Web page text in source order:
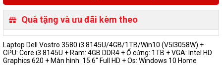
Quà tặng và ưu đãi kèm theo
Laptop Dell Vostro 3580 i3 8145U/4GB/1TB/Win10 (V5I3058W) +
CPU: Core i3 8145U + Ram: 4GB DDR4 + Ổ cứng: 1TB + VGA: Intel HD
Graphics 620 + Màn hình: 15.6" Full HD + Os: Windows 10 Home